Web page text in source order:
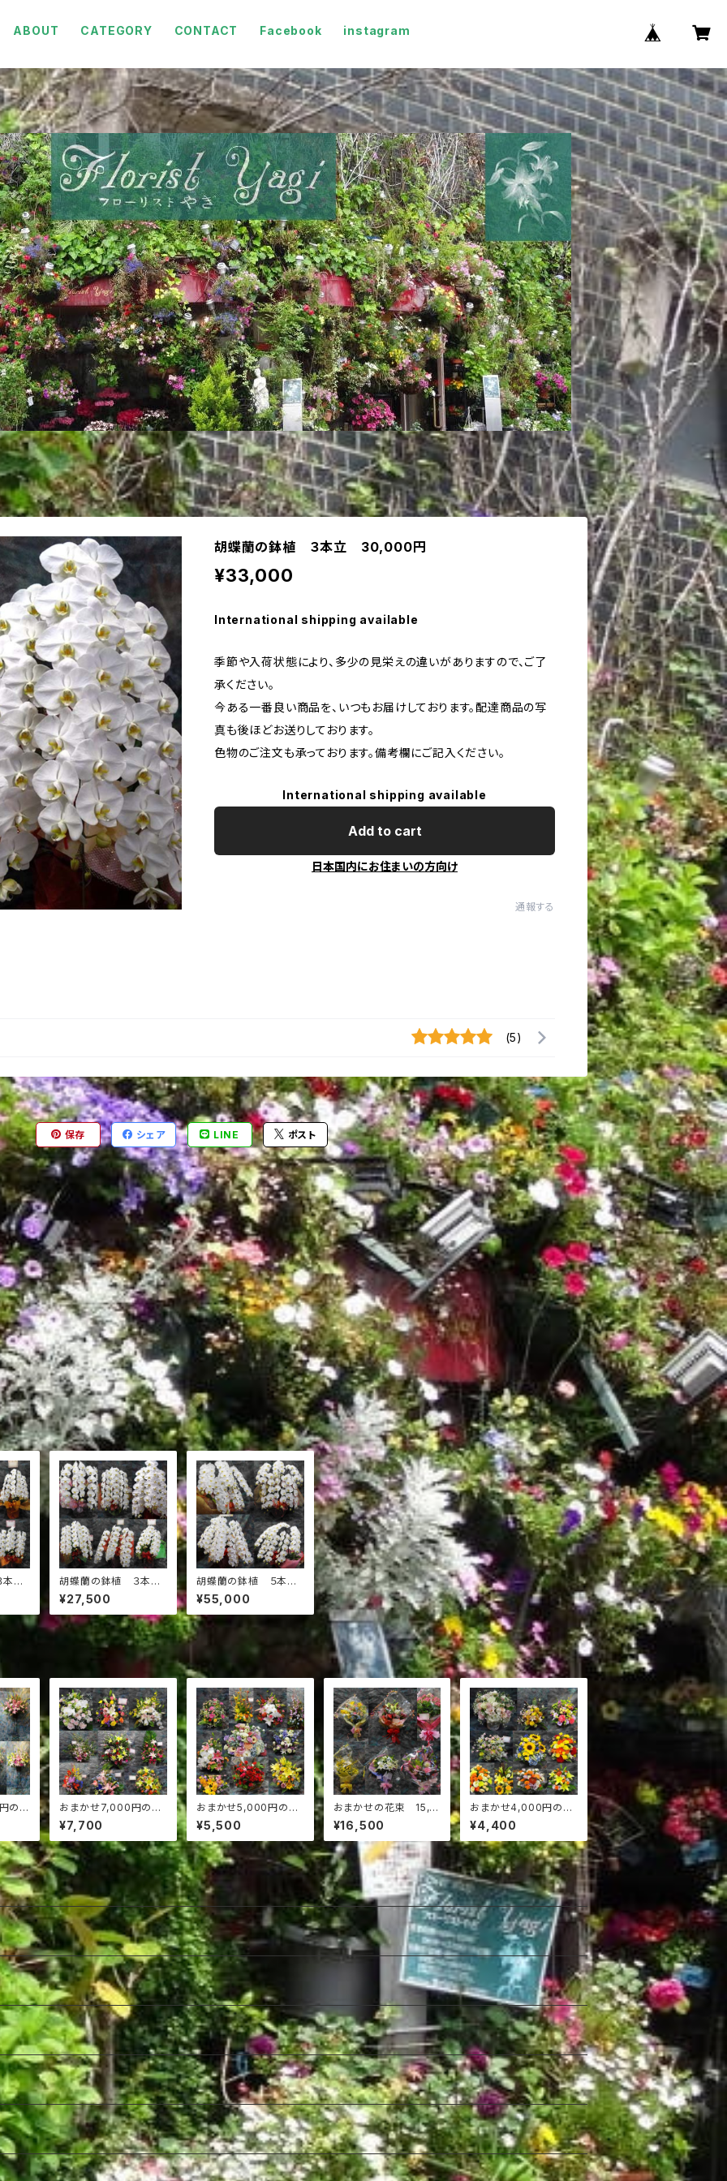
ABOUT CATEGORY CONTACT Facebook instagram
胡蝶蘭の鉢植 ３本立 30,000円
¥33,000
International shipping available
季節や入荷状態により、多少の見栄えの違いがありますので、ご了
承ください。
今ある一番良い商品を、いつもお届けしております。配達商品の写
真も後ほどお送りしております。
色物のご注文も承っております。備考欄にご記入ください。
International shipping available
Add to cart
日本国内にお住まいの方向け
通報する
(5)
保存 シェア LINE ポスト
胡蝶蘭の鉢植 ３本
立 25,000円
¥27,500
胡蝶蘭の鉢植 ５本
立 50,000円
¥55,000
のス
おまかせ7,000円のア
レンジ花
¥7,700
おまかせ5,000円のア
レンジ花
¥5,500
おまかせの花束 15,0
00円
¥16,500
おまかせ4,000円のア
レンジ花
¥4,400